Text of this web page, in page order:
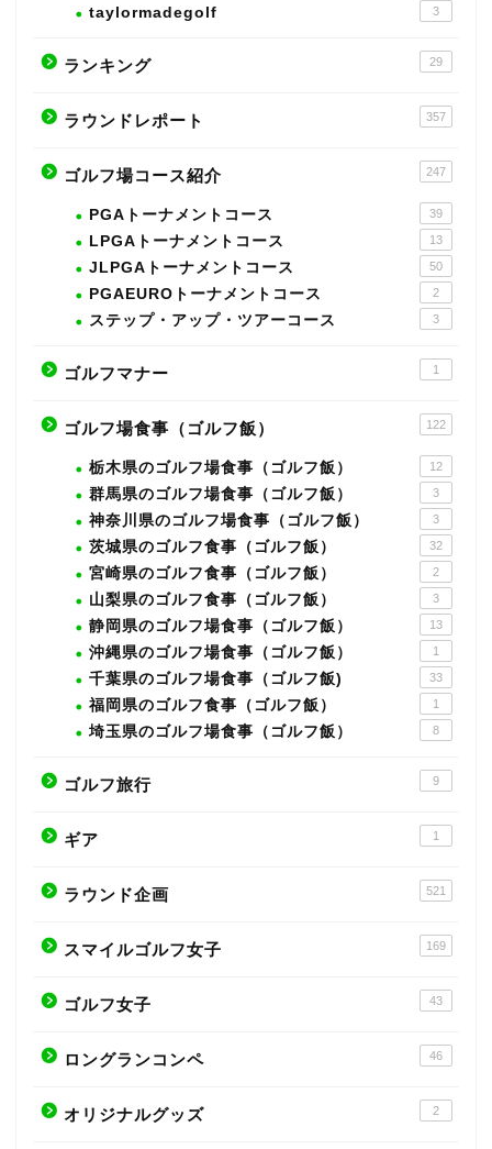
taylormadegolf 3
ランキング 29
ラウンドレポート 357
ゴルフ場コース紹介 247
PGAトーナメントコース 39
LPGAトーナメントコース 13
JLPGAトーナメントコース 50
PGAEUROトーナメントコース 2
ステップ・アップ・ツアーコース 3
ゴルフマナー 1
ゴルフ場食事（ゴルフ飯） 122
栃木県のゴルフ場食事（ゴルフ飯） 12
群馬県のゴルフ場食事（ゴルフ飯） 3
神奈川県のゴルフ場食事（ゴルフ飯） 3
茨城県のゴルフ食事（ゴルフ飯） 32
宮崎県のゴルフ食事（ゴルフ飯） 2
山梨県のゴルフ食事（ゴルフ飯） 3
静岡県のゴルフ場食事（ゴルフ飯） 13
沖縄県のゴルフ場食事（ゴルフ飯） 1
千葉県のゴルフ場食事（ゴルフ飯) 33
福岡県のゴルフ食事（ゴルフ飯） 1
埼玉県のゴルフ場食事（ゴルフ飯） 8
ゴルフ旅行 9
ギア 1
ラウンド企画 521
スマイルゴルフ女子 169
ゴルフ女子 43
ロングランコンペ 46
オリジナルグッズ 2